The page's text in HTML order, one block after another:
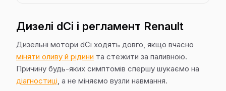
Дизелі dCi і регламент Renault
Дизельні мотори dCi ходять довго, якщо вчасно
міняти оливу й рідини та стежити за паливною.
Причину будь-яких симптомів спершу шукаємо на
діагностиці, а не міняємо вузли навмання.